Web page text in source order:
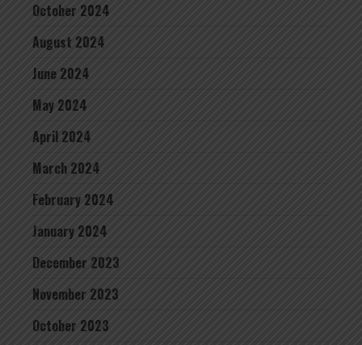
October 2024
August 2024
June 2024
May 2024
April 2024
March 2024
February 2024
January 2024
December 2023
November 2023
October 2023